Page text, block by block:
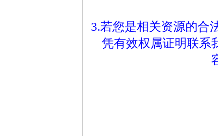
3.若您是相关资源的合
凭有效权属证明联系